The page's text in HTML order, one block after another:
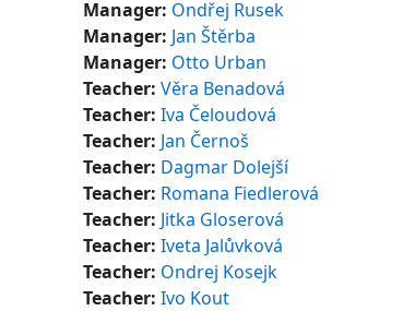
Manager: Ondřej Rusek
Manager: Jan Štěrba
Manager: Otto Urban
Teacher: Věra Benadová
Teacher: Iva Čeloudová
Teacher: Jan Černoš
Teacher: Dagmar Dolejší
Teacher: Romana Fiedlerová
Teacher: Jitka Gloserová
Teacher: Iveta Jalůvková
Teacher: Ondrej Kosejk
Teacher: Ivo Kout